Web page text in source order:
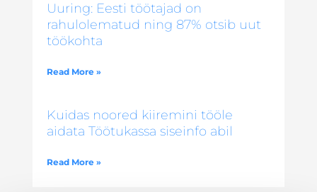
Uuring: Eesti töötajad on
rahulolematud ning 87% otsib uut
töökohta
Read More »
Kuidas noored kiiremini tööle
aidata Töötukassa siseinfo abil
Read More »